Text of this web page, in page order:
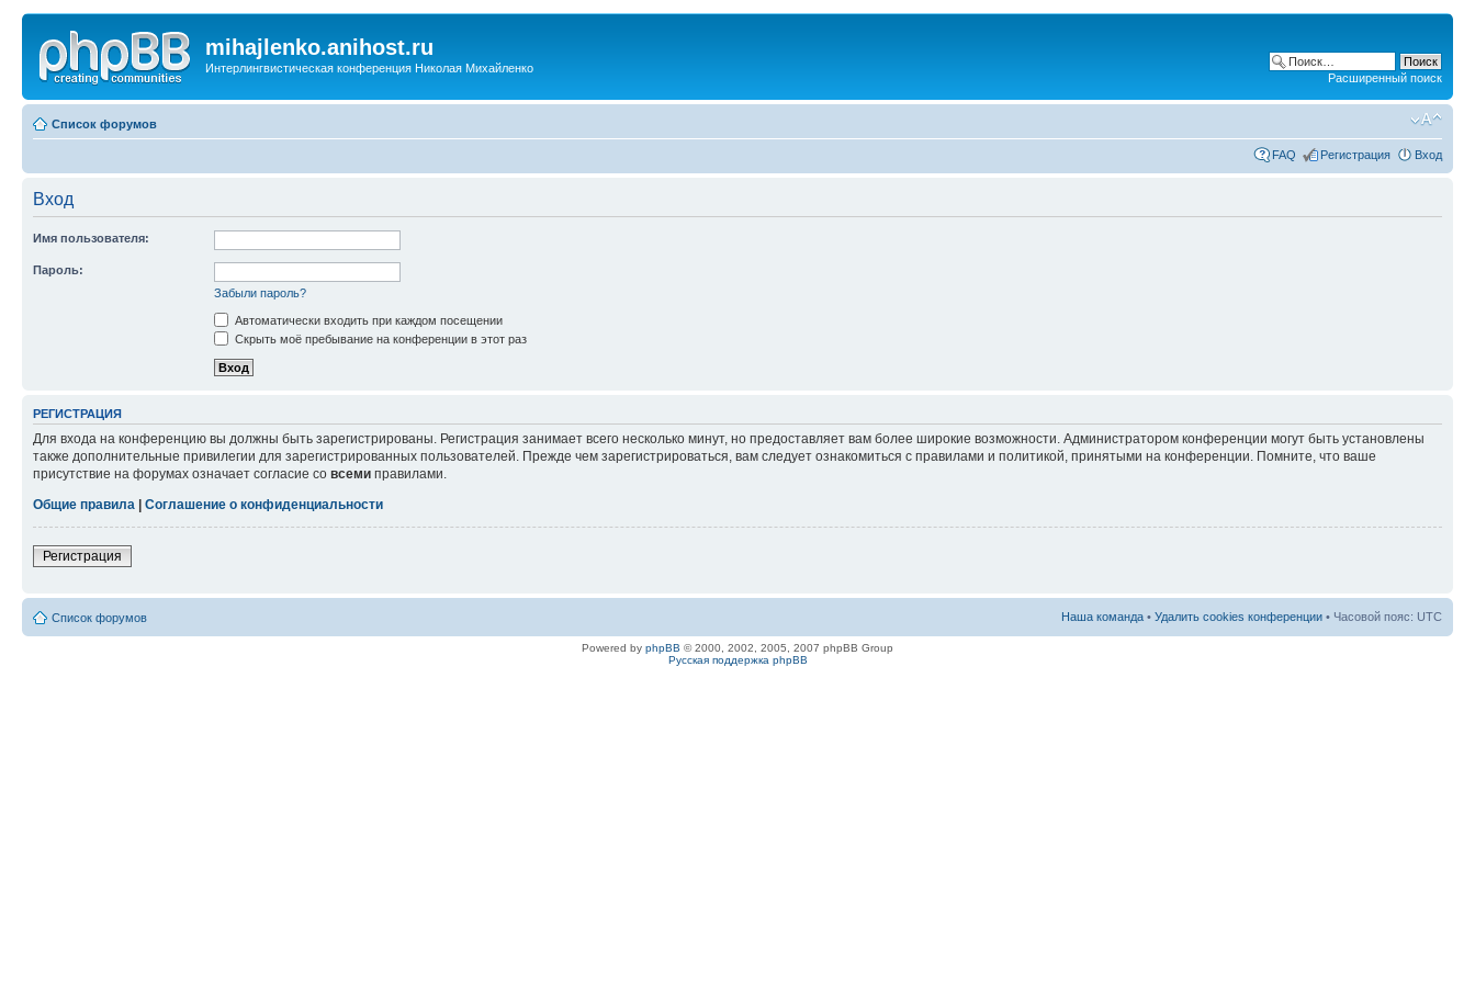
mihajlenko.anihost.ru
Интерлингвистическая конференция Николая Михайленко
Расширенный поиск
Список форумов
FAQ Регистрация Вход
Вход
Имя пользователя:
Пароль:
Забыли пароль?
Автоматически входить при каждом посещении
Скрыть моё пребывание на конференции в этот раз
РЕГИСТРАЦИЯ
Для входа на конференцию вы должны быть зарегистрированы. Регистрация занимает всего несколько минут, но предоставляет вам более широкие возможности. Администратором конференции могут быть установлены
также дополнительные привилегии для зарегистрированных пользователей. Прежде чем зарегистрироваться, вам следует ознакомиться с правилами и политикой, принятыми на конференции. Помните, что ваше
присутствие на форумах означает согласие со всеми правилами.
Общие правила
Соглашение о конфиденциальности
Регистрация
Список форумов Наша команда • Удалить cookies конференции • Часовой пояс: UTC
Powered by phpBB © 2000, 2002, 2005, 2007 phpBB Group
Русская поддержка phpBB